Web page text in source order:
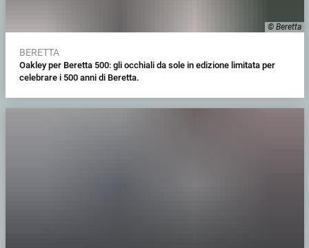
© Beretta
BERETTA
Oakley per Beretta 500: gli occhiali da sole in edizione limitata per
celebrare i 500 anni di Beretta.